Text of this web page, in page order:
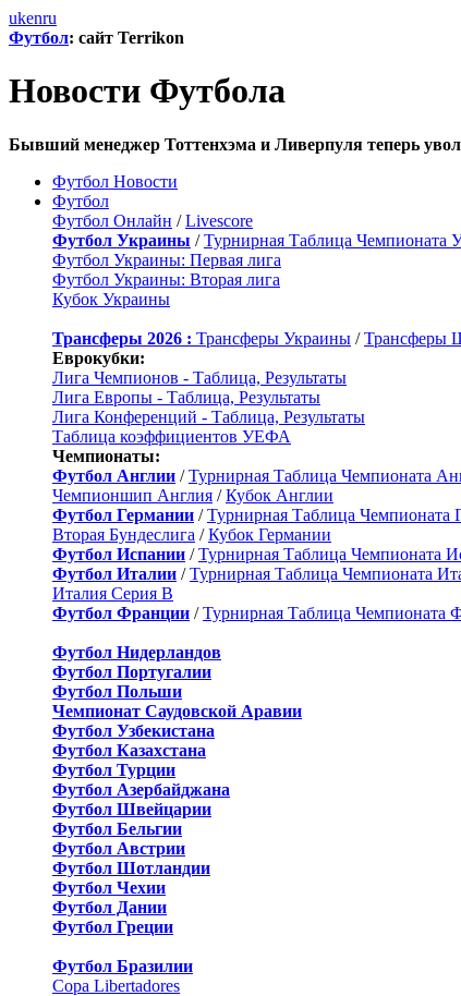
ukenru
Футбол: сайт Terrikon
Новости Футбола
Бывший менеджер Тоттенхэма и Ливерпуля теперь
Футбол Новости
Футбол
Футбол Онлайн /Livescore
Футбол Украины /Турнирная Таблица Чемпионата
Футбол Украины: Первая лига
Футбол Украины: Вторая лига
Кубок Украины
Трансферы 2026 : Трансферы Украины /Трансферы
Еврокубки:
Лига Чемпионов - Таблица, Результаты
Лига Европы - Таблица, Результаты
Лига Конференций - Таблица, Результаты
Таблица коэффициентов УЕФА
Чемпионаты:
Футбол Англии /Турнирная Таблица Чемпионата
Чемпионшип Англия /Кубок Англии
Футбол Германии /Турнирная Таблица Чемпионата
Вторая Бундеслига /Кубок Германии
Футбол Испании /Турнирная Таблица Чемпионата
Футбол Италии /Турнирная Таблица Чемпионата
Италия Серия B
Футбол Франции /Турнирная Таблица Чемпионата
Футбол Нидерландов
Футбол Португалии
Футбол Польши
Чемпионат Саудовской Аравии
Футбол Узбекистана
Футбол Казахстана
Футбол Турции
Футбол Азербайджана
Футбол Швейцарии
Футбол Бельгии
Футбол Австрии
Футбол Шотландии
Футбол Чехии
Футбол Дании
Футбол Греции
Футбол Бразилии
Copa Libertadores